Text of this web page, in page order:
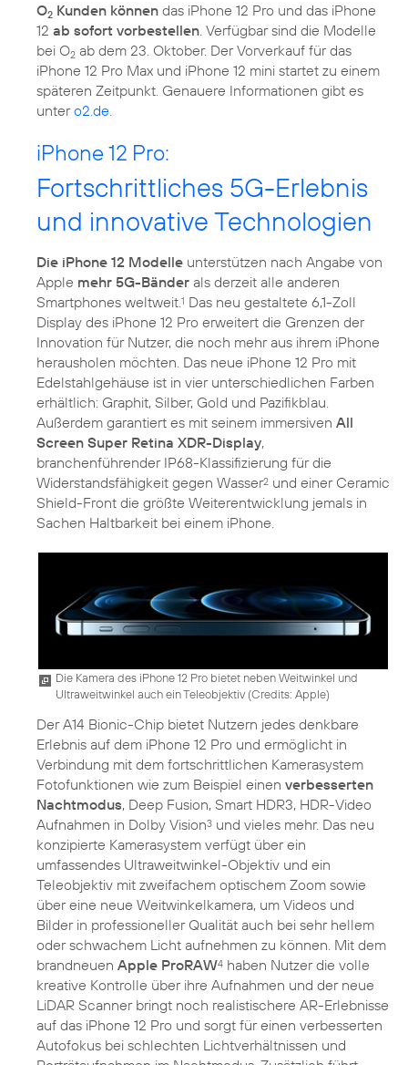
O2 Kunden können das iPhone 12 Pro und das iPhone
12 ab sofort vorbestellen. Verfügbar sind die Modelle
bei O2 ab dem 23. Oktober. Der Vorverkauf für das
iPhone 12 Pro Max und iPhone 12 mini startet zu einem
späteren Zeitpunkt. Genauere Informationen gibt es
untero2.de.
iPhone 12 Pro:
Fortschrittliches 5G-Erlebnis
und innovative Technologien
Die iPhone 12 Modelle unterstützen nach Angabe von
Apple mehr 5G-Bänder als derzeit alle anderen
Smartphones weltweit.1 Das neu gestaltete 6,1-Zoll
Display des iPhone 12 Pro erweitert die Grenzen der
Innovation für Nutzer, die noch mehr aus ihrem iPhone
herausholen möchten. Das neue iPhone 12 Pro mit
Edelstahlgehäuse ist in vier unterschiedlichen Farben
erhältlich: Graphit, Silber, Gold und Pazifikblau.
Außerdem garantiert es mit seinem immersiven All
Screen Super Retina XDR-Display,
branchenführender IP68-Klassifizierung für die
Widerstandsfähigkeit gegen Wasser2 und einer Ceramic
Shield-Front die größte Weiterentwicklung jemals in
Sachen Haltbarkeit bei einem iPhone.
Die Kamera des iPhone 12 Pro bietet neben Weitwinkel und
Ultraweitwinkel auch ein Teleobjektiv (Credits: Apple)
Der A14 Bionic-Chip bietet Nutzern jedes denkbare
Erlebnis auf dem iPhone 12 Pro und ermöglicht in
Verbindung mit dem fortschrittlichen Kamerasystem
Fotofunktionen wie zum Beispiel einen verbesserten
Nachtmodus, Deep Fusion, Smart HDR3, HDR-Video
Aufnahmen in Dolby Vision3 und vieles mehr. Das neu
konzipierte Kamerasystem verfügt über ein
umfassendes Ultraweitwinkel-Objektiv und ein
Teleobjektiv mit zweifachem optischem Zoom sowie
über eine neue Weitwinkelkamera, um Videos und
Bilder in professioneller Qualität auch bei sehr hellem
oder schwachem Licht aufnehmen zu können. Mit dem
brandneuen Apple ProRAW4 haben Nutzer die volle
kreative Kontrolle über ihre Aufnahmen und der neue
LiDAR Scanner bringt noch realistischere AR-Erlebnisse
auf das iPhone 12 Pro und sorgt für einen verbesserten
Autofokus bei schlechten Lichtverhältnissen und